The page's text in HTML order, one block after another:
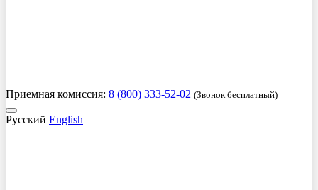
Приемная комиссия: 8 (800) 333-52-02 (Звонок бесплатный)
Русский English